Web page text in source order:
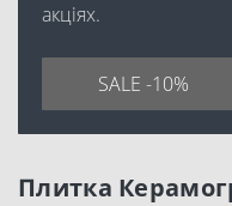
акціях.
SALE -10%
Плитка